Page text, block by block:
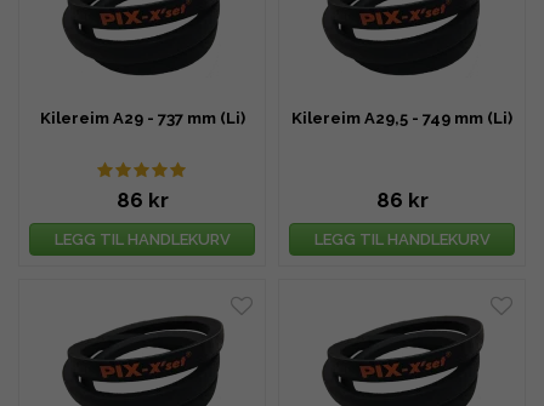
Kilereim A29 - 737 mm (Li)
86 kr
LEGG TIL HANDLEKURV
Kilereim A29,5 - 749 mm (Li)
86 kr
LEGG TIL HANDLEKURV